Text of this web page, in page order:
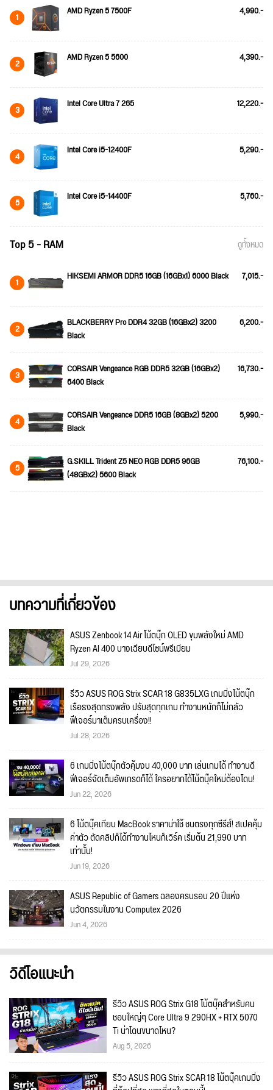
1 AMD Ryzen 5 7500F 4,990.-
2 AMD Ryzen 5 5600 4,390.-
3 Intel Core Ultra 7 265 12,220.-
4 Intel Core i5-12400F 5,290.-
5 Intel Core i5-14400F 5,760.-
Top 5 - RAM ดูทั้งหมด
1 HIKSEMI ARMOR DDR5 16GB (16GBx1) 6000 Black 7,015.-
2
BLACKBERRY Pro DDR4 32GB (16GBx2) 3200
Black
6,200.-
3
CORSAIR Vengeance RGB DDR5 32GB (16GBx2)
6400 Black
16,730.-
4
CORSAIR Vengeance DDR5 16GB (8GBx2) 5200
Black
5,990.-
5
G.SKILL Trident Z5 NEO RGB DDR5 96GB
(48GBx2) 5600 Black
76,100.-
บทความที่เกี่ยวข้อง
ASUS Zenbook 14 Air โน้ตบุ๊ก OLED ขุมพลังใหม่ AMD
Ryzen AI 400 บางเฉียบดีไซน์พรีเมียม
Jul 29, 2026
รีวิว ASUS ROG Strix SCAR 18 G835LXG เกมมิ่งโน้ตบุ๊ก
เรือธงสุดทรงพลัง ปรับสุดทุกเกม ทำงานหนักก็ไม่กลัว
ฟีเจอร์มาเต็มครบเครื่อง!!
Jul 28, 2026
6 เกมมิ่งโน้ตบุ๊กตัวคุ้มงบ 40,000 บาท เล่นเกมได้ ทำงานดี
ฟีเจอร์จัดเต็มอัพเกรดก็ได้ ใครอยากได้โน้ตบุ๊คใหม่ต้องโดน!
Jun 22, 2026
6 โน้ตบุ๊คเทียบ MacBook ราคาน่าใช้ ชนตรงทุกซีรีส์! สเปคคุ้ม
ค่าตัว ตัดคลิปก็ได้ทำงานไหนก็เวิร์ค เริ่มต้น 21,990 บาท
เท่านั้น!
Jun 19, 2026
ASUS Republic of Gamers ฉลองครบรอบ 20 ปีแห่ง
นวัตกรรมในงาน Computex 2026
Jun 4, 2026
วิดีโอแนะนำ
รีวิว ASUS ROG Strix G18 โน้ตบุ๊คสำหรับคน
ชอบใหญ่ๆ Core Ultra 9 290HX + RTX 5070
Ti น่าโดนขนาดไหน?
Aug 5, 2026
รีวิว ASUS ROG Strix SCAR 18 โน้ตบุ๊คเกมมิ่ง